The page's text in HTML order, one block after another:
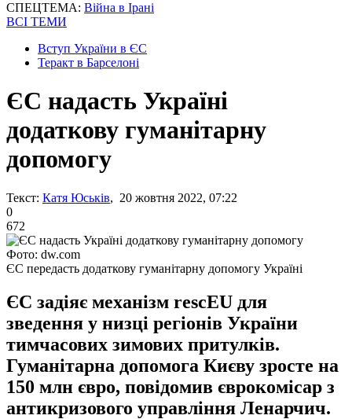
СПЕЦТЕМА: Війна в Ірані
ВСІ ТЕМИ
Вступ України в ЄС
Теракт в Барселоні
ЄС надасть Україні
додаткову гуманітарну
допомогу
Текст: Катя Юськів, 20 жовтня 2022, 07:22
0
672
Фото: dw.com
ЄС передасть додаткову гуманітарну допомогу Україні
ЄС задіяє механізм rescEU для
зведення у низці регіонів України
тимчасових зимових притулків.
Гуманітарна допомога Києву зросте на
150 млн євро, повідомив єврокомісар з
антикризового управління Ленарчич.